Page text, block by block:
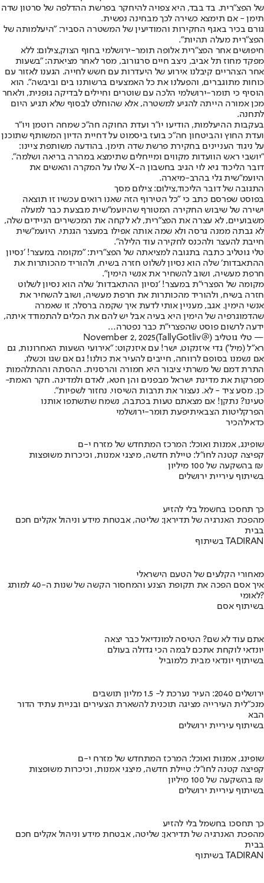
של הפצ״רית. בד בבד, היא צפויה להיחקר בפרשת ההדלפה של סרטון שדה
תימן - אם תימצא כשירה לכך מבחינה נפשית.
גורם בכיר באגף החקירות והמודיעין של המשטרה הסביר: "היעלמותה של
הפצ״רית מעלה תהיות".
חיפושים אחר הפצ"רית אלופה תומר-ירושלמי בחוף הצוק,צילום: ללא
מפקד מחוז תל אביב, ניצב חיים סרגורוב, מסר לאחר מציאתה: "בשעות
אחר הצהריים קיבלנו אירוע של היעדרות עם חשש לחייה. הגענו לאזור עם
כוחות מתוגברים, והפעלנו את כל האמצעים ברשותנו בים וביבשה". הוא
הוסיף כי תומר-ירושלמי הלכה עם שוטרים וחיילים לבדיקה גופנית, ולאחר
מכן אמורה הייתה להגיע למשטרה, אלא שהוחלט לבסוף שלא תגיע היום
לתחנה.
בעקבות ההיעלמות, הודיעו יו״ר ועדת החוקה חה״כ שמחה רוטמן ויו״ר
ועדת החוץ והביטחון חה״כ בועז ביסמוט על דחיית הדיון המשותף שתוכנן
על ניגוד העניינים בחקירת פרשת שדה תימן. בהודעה משותפת ציינו:
"יושבי ראש הוועדות מקווים ומייחלים שתימצא במהרה בריאה ושלמה".
דובר הליכוד גיא לוי הגיב בחשבון ה-X שלו על המקרה ו
האשים את
היועמ"שית גלי בהרב-מיארה.
התגובה של דובר הליכוד,צילום: צילום מסך
בפוסט שפרסם כתב כי "‏כל הטירוף הזה שאנו רואים עכשיו זו תוצאה
ישירה של שיבוש החקירה המטורף שהיועמ״שית מבצעת כבר למעלה
משבועיים, לא עצרה את הפצ״רית, לא לקחה את המכשירים הניידים שלה,
לא גבתה ממנה גרסה ולא שמה אותה אפילו במעצר הגנתי. היועמ״שית
חייבת להעצר ולהכנס לחקירה עוד הלילה".
טלי גוטליב כתבה בתגובה למציאתה של הפצ"רית: "מקומה במעצר! ׳נסיון
ההתאבדות׳ שלה הוא נסיון לשלוט חזרה בשיח, ולהוריד מהכותרות את
חרפת מעשיה, ושוב להשחיר את אנשי הימין".
מקומה של הפצרי״ת במעצר! ׳נסיון ההתאבדות׳ שלה הוא נסיון לשלוט
חזרה בשיח, ולהוריד מהכותרות את חרפת מעשיה, ושוב להשחיר את
אנשי הימין. אגב, מעניין אותי לדעת איך שקמה ברסלר, זו שאמרה
שהדמוגרפיה של הימין היא בעיה אבל יש להם את הכלים להתמודד איתה,
ידעה לרשום פוסט שהפצרי״ת כבר נפטרה…
— טלי גוטליב (@TallyGotliv)
November 2, 2025
רא״ל (מיל׳) גדי איזנקוט, ישר! עם איזנקוט: "אירועי השעות האחרונות, גם
אם נשמנו בסופם לרווחה, חייבים להעיר את כולנו! גם אם שגו וכשלו,
התרת דמם של משרתי ציבור היא חמורה והרסנית. ההסתה וההתלהמות
מפרקות את מדינת ישראל מבפנים והן חטא, לאדם ולמדינה. חקר האמת-
כן. מסע ציד - לא. נעצור את תרבות השיסוי. נחזור לשפיות".
טעינו? נתקן! אם מצאתם טעות בכתבה, נשמח שתשתפו אותנו
הפרקליטות הצבאיתיפעת תומר-ירושלמי
כדאילהכיר
שופינג, אמנות ואוכל: המרכז המתחדש של מזרח י-ם
קפיצה קטנה לחו"ל: טיילת חדשה, מיצגי אמנות, וכיכרות משופצות
בהשקעה של 100 מיליון ₪
בשיתוף עיריית ירושלים
כך תחסכו בחשמל בלי להזיע
מהפכת האנרגיה של תדיראן: שליטה, אבטחת מידע וניהול אקלים חכם
בבית
בשיתוף TADIRAN
מאחורי הקלעים של הטעם הישראלי
איך אסם הפכה את תקופת הצנע והמחסור הקשה של שנות ה-40 למותג
לאומי?
בשיתוף אסם
אתם עוד לא שם? הטיסה למונדיאל כבר יצאה
יונדאי לוקחת אתכם לבמה הכי גדולה בעולם
בשיתוף יונדאי מבית כלמוביל
ירושלים 2040: העיר נערכת ל- 1.5 מליון תושבים
מנכ"לית העירייה מציגה תוכנית להשארת הצעירים ובניית עתיד הדור
הבא
בשיתוף עיריית ירושלים
שופינג, אמנות ואוכל: המרכז המתחדש של מזרח י-ם
קפיצה קטנה לחו"ל: טיילת חדשה, מיצגי אמנות, וכיכרות משופצות
בהשקעה של 100 מיליון ₪
בשיתוף עיריית ירושלים
כך תחסכו בחשמל בלי להזיע
מהפכת האנרגיה של תדיראן: שליטה, אבטחת מידע וניהול אקלים חכם
בבית
בשיתוף TADIRAN